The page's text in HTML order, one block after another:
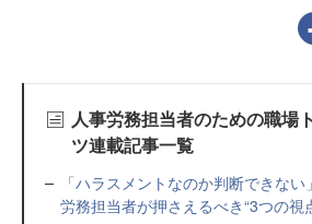
人事労務担当者のための職場
ツ連載記事一覧
「ハラスメントなのか判断できな
労務担当者が押さえるべき“3つの視